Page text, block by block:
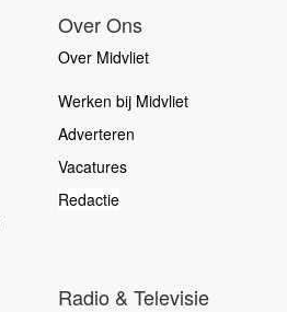
Over Ons
Over Midvliet
Werken bij Midvliet
Adverteren
Vacatures
Redactie
Radio & Televisie